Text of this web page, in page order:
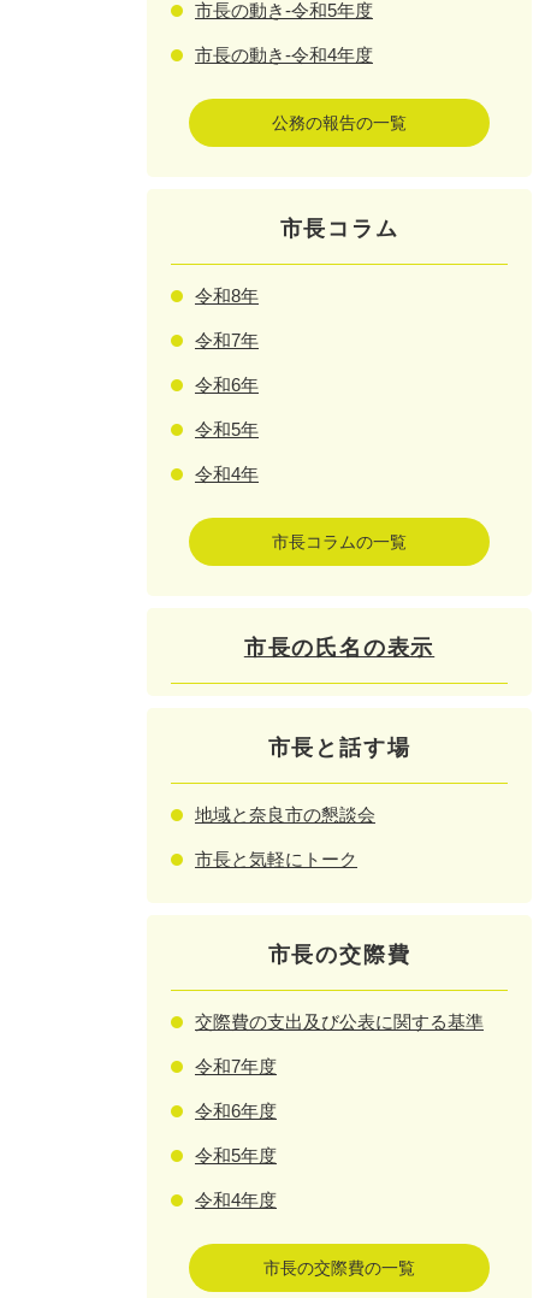
市長の動き-令和5年度
市長の動き-令和4年度
公務の報告の一覧
市長コラム
令和8年
令和7年
令和6年
令和5年
令和4年
市長コラムの一覧
市長の氏名の表示
市長と話す場
地域と奈良市の懇談会
市長と気軽にトーク
市長の交際費
交際費の支出及び公表に関する基準
令和7年度
令和6年度
令和5年度
令和4年度
市長の交際費の一覧